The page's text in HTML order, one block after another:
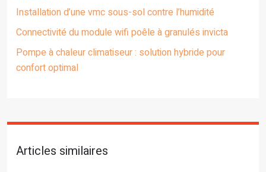
Installation d’une vmc sous-sol contre l’humidité
Connectivité du module wifi poêle à granulés invicta
Pompe à chaleur climatiseur : solution hybride pour
confort optimal
Articles similaires